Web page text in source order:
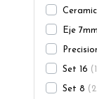
Eje 7mm
Set 16
Set 8